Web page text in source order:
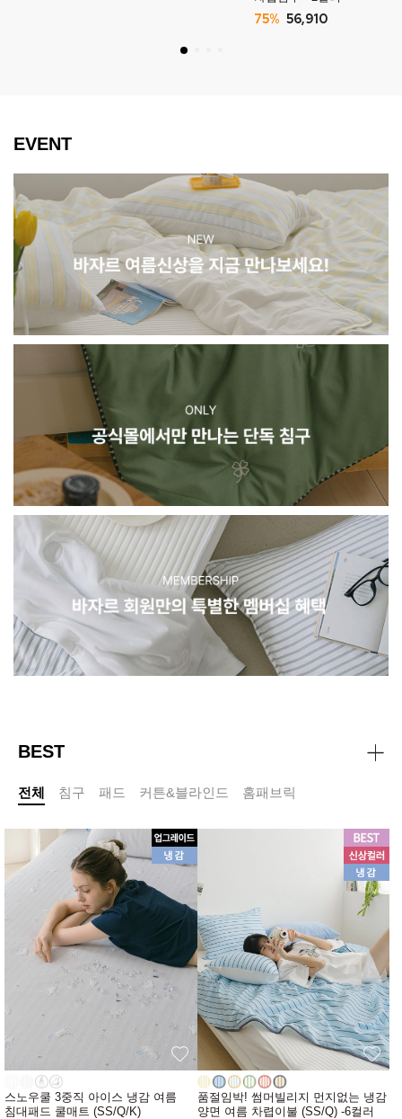
75% 56,910
EVENT
BEST
전체 침구 패드 커튼&블라인드 홈패브릭
스노우쿨 3중직 아이스 냉감 여름
침대패드 쿨매트 (SS/Q/K)
품절임박! 썸머빌리지 먼지없는 냉감
양면 여름 차렵이불 (SS/Q) -6컬러